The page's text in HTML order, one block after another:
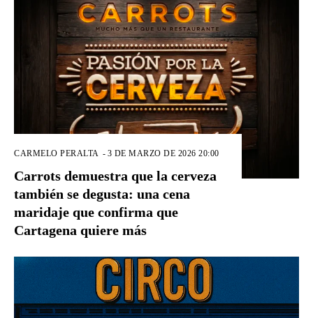
CARMELO PERALTA - 3 DE MARZO DE 2026 20:00
Carrots demuestra que la cerveza
también se degusta: una cena
maridaje que confirma que
Cartagena quiere más